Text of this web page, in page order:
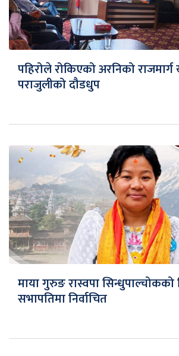
पहिरोले रोकिएको अरनिको
पराजुलीको दौडधुप
माया गुरुङ रास्वपा सिन्धुपाल्चोकको
सभापतिमा निर्वाचित